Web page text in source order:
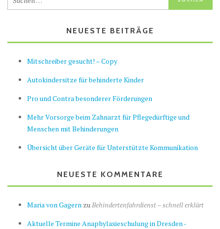
NEUESTE BEITRÄGE
Mitschreiber gesucht! – Copy
Autokindersitze für behinderte Kinder
Pro und Contra besonderer Förderungen
Mehr Vorsorge beim Zahnarzt für Pflegedürftige und
Menschen mit Behinderungen
Übersicht über Geräte für Unterstützte Kommunikation
NEUESTE KOMMENTARE
Maria von Gagern zuBehindertenfahrdienst – schnell erklärt
Aktuelle Termine Anaphylaxieschulung in Dresden -